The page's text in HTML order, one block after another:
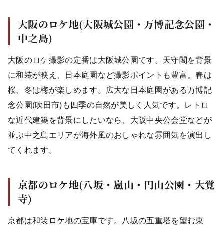
大阪のロケ地(大阪城公園・万博記念公園・
中之島)
大阪のロケ撮影の定番は大阪城公園です。天守閣を背景
に和装が映え、日本庭園など撮影ポイントも豊富。春は
桜、冬は梅が楽しめます。広大な日本庭園がある万博記
念公園(吹田市)も四季の自然が美しく人気です。レトロ
な近代建築を背景にしたいなら、大阪中央公会堂などが
並ぶ中之島エリアが海外風のおしゃれな雰囲気を演出し
てくれます。
京都のロケ地(八坂・嵐山・円山公園・大覚
寺)
京都は和装ロケ地の宝庫です。八坂の五重塔を望む東